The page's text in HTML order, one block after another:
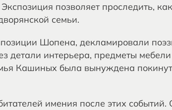
позволяет проследить, как
семьи.
Шопена, декламировали
детали интерьера, предметы
Кашиных была вынуждена
имения после этих событий.